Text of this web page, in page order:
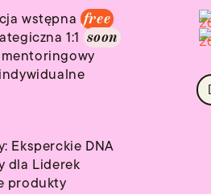
wstępna free
1:1 soon
Eksperckie DNA
dla Liderek
produkty